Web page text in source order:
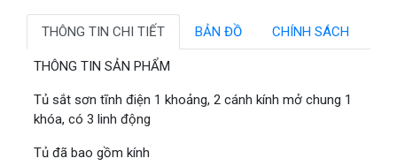
THÔNG TIN CHI TIẾT BẢN ĐỒ CHÍNH SÁCH
THÔNG TIN SẢN PHẨM
Tủ sắt sơn tĩnh điện 1 khoảng, 2 cánh kính mở chung 1
khóa, có 3 linh động
Tủ đã bao gồm kính